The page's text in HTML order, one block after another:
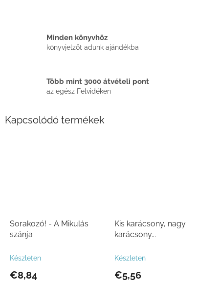
Minden könyvhöz
könyvjelzőt adunk ajándékba
Több mint 3000 átvételi pont
az egész Felvidéken
Kapcsolódó termékek
Sorakozó! - A Mikulás
szánja
Készleten
€8,84
Kis karácsony, nagy
karácsony...
Készleten
€5,56